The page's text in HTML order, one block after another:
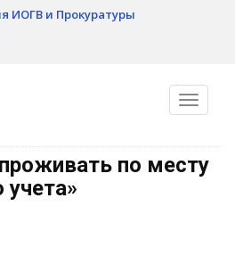
ИОГВ и Прокуратуры
по месту
учета»